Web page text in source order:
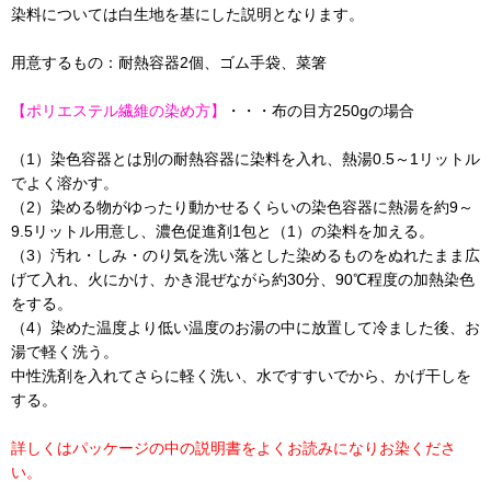
染料については白生地を基にした説明となります。
用意するもの：耐熱容器2個、ゴム手袋、菜箸
【ポリエステル繊維の染め方】 ・・・布の目方250gの場合
（1）染色容器とは別の耐熱容器に染料を入れ、熱湯0.5～1リットル
でよく溶かす。
（2）染める物がゆったり動かせるくらいの染色容器に熱湯を約9～
9.5リットル用意し、濃色促進剤1包と（1）の染料を加える。
（3）汚れ・しみ・のり気を洗い落とした染めるものをぬれたまま広
げて入れ、火にかけ、かき混ぜながら約30分、90℃程度の加熱染色
をする。
（4）染めた温度より低い温度のお湯の中に放置して冷ました後、お
湯で軽く洗う。
中性洗剤を入れてさらに軽く洗い、水ですすいでから、かげ干しを
する。
詳しくはパッケージの中の説明書をよくお読みになりお染くださ
い。